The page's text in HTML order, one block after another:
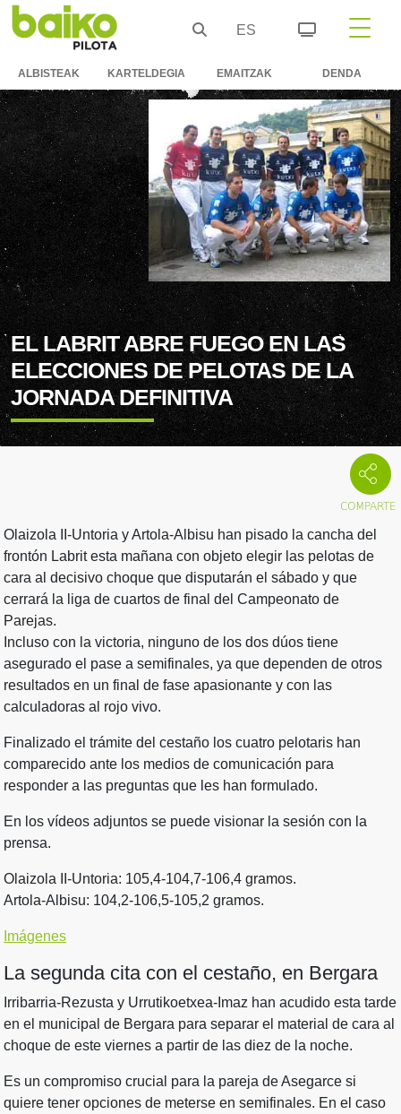
ES
ALBISTEAK KARTELDEGIA EMAITZAK DENDA
EL LABRIT ABRE FUEGO EN LAS
ELECCIONES DE PELOTAS DE LA
JORNADA DEFINITIVA
Olaizola II-Untoria y Artola-Albisu han pisado la cancha del
frontón Labrit esta mañana con objeto elegir las pelotas de
cara al decisivo choque que disputarán el sábado y que
cerrará la liga de cuartos de final del Campeonato de
Parejas.
Incluso con la victoria, ninguno de los dos dúos tiene
asegurado el pase a semifinales, ya que dependen de otros
resultados en un final de fase apasionante y con las
calculadoras al rojo vivo.
Finalizado el trámite del cestaño los cuatro pelotaris han
comparecido ante los medios de comunicación para
responder a las preguntas que les han formulado.
En los vídeos adjuntos se puede visionar la sesión con la
prensa.
Olaizola II-Untoria: 105,4-104,7-106,4 gramos.
Artola-Albisu: 104,2-106,5-105,2 gramos.
Imágenes
La segunda cita con el cestaño, en Bergara
Irribarria-Rezusta y Urrutikoetxea-Imaz han acudido esta tarde
en el municipal de Bergara para separar el material de cara al
choque de este viernes a partir de las diez de la noche.
Es un compromiso crucial para la pareja de Asegarce si
quiere tener opciones de meterse en semifinales. En el caso